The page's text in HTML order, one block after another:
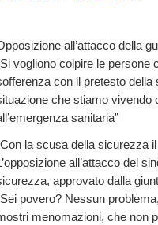
all’attacco della
vogliono colpire le persone
con il pretesto
che stiamo vivendo
sanitaria”
la scusa della sicurezza
all’attacco del
approvato dalla
povero? Nessun
menomazioni, che non